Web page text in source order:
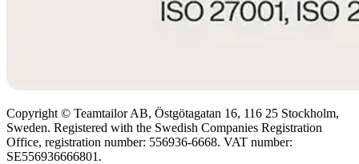
Copyright © Teamtailor AB, Östgötagatan 16, 116 25 Stockholm,
Sweden. Registered with the Swedish Companies Registration
Office, registration number: 556936-6668. VAT number:
SE556936666801.